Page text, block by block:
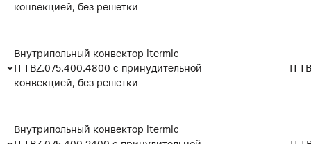
конвекцией, без решетки
Внутрипольный конвектор itermic
ITTBZ.075.400.4800 с принудительной
конвекцией, без решетки
Внутрипольный конвектор itermic